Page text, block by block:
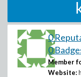
0
0
Member
Website: